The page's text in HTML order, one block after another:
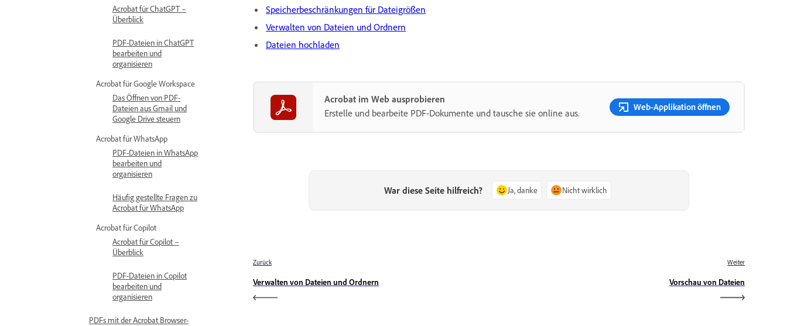
Acrobat für ChatGPT –
Überblick
PDF-Dateien in ChatGPT
bearbeiten und
organisieren
Acrobat für Google Workspace
Das Öffnen von PDF-
Dateien aus Gmail und
Google Drive steuern
Acrobat für WhatsApp
PDF-Dateien in WhatsApp
bearbeiten und
organisieren
Häufig gestellte Fragen zu
Acrobat für WhatsApp
Acrobat für Copilot
Acrobat für Copilot –
Überblick
PDF-Dateien in Copilot
bearbeiten und
organisieren
PDFs mit der Acrobat Browser-
Speicherbeschränkungen für Dateigrößen
Verwalten von Dateien und Ordnern
Dateien hochladen
Acrobat im Web ausprobieren
Erstelle und bearbeite PDF-Dokumente und tausche sie online aus.
Web-Applikation öffnen
War diese Seite hilfreich? Ja, danke Nicht wirklich
Zurück
Verwalten von Dateien und Ordnern
Weiter
Vorschau von Dateien